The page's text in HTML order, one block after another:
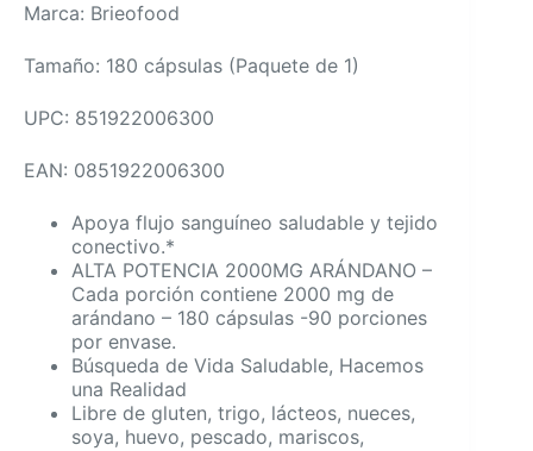
Marca: Brieofood
Tamaño: 180 cápsulas (Paquete de 1)
UPC: 851922006300
EAN: 0851922006300
Apoya flujo sanguíneo saludable y tejido
conectivo.*
ALTA POTENCIA 2000MG ARÁNDANO –
Cada porción contiene 2000 mg de
arándano – 180 cápsulas -90 porciones
por envase.
Búsqueda de Vida Saludable, Hacemos
una Realidad
Libre de gluten, trigo, lácteos, nueces,
soya, huevo, pescado, mariscos,